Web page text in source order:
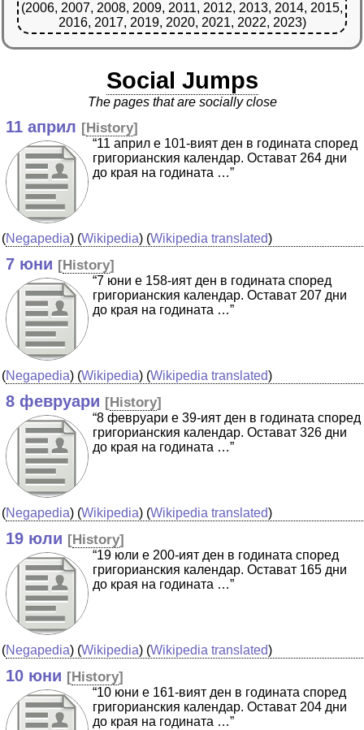
(2006, 2007, 2008, 2009, 2011, 2012, 2013, 2014, 2015,
2016, 2017, 2019, 2020, 2021, 2022, 2023)
Social Jumps
The pages that are socially close
11 април [History]
“11 април е 101-вият ден в годината според
григорианския календар. Остават 264 дни
до края на годината …”
(Negapedia) (Wikipedia) (Wikipedia translated)
7 юни [History]
“7 юни е 158-ият ден в годината според
григорианския календар. Остават 207 дни
до края на годината …”
(Negapedia) (Wikipedia) (Wikipedia translated)
8 февруари [History]
“8 февруари е 39-ият ден в годината според
григорианския календар. Остават 326 дни
до края на годината …”
(Negapedia) (Wikipedia) (Wikipedia translated)
19 юли [History]
“19 юли е 200-ият ден в годината според
григорианския календар. Остават 165 дни
до края на годината …”
(Negapedia) (Wikipedia) (Wikipedia translated)
10 юни [History]
“10 юни е 161-вият ден в годината според
григорианския календар. Остават 204 дни
до края на годината …”